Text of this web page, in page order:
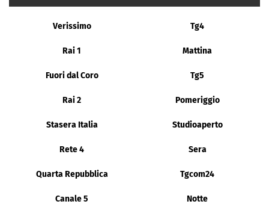
Verissimo Tg4
Rai 1 Mattina
Fuori dal Coro Tg5
Rai 2 Pomeriggio
Stasera Italia Studioaperto
Rete 4 Sera
Quarta Repubblica Tgcom24
Canale 5 Notte